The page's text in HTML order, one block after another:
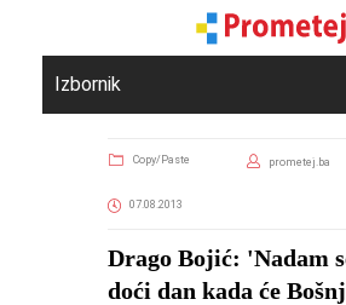
Izbornik
Copy/Paste prometej.ba
07.08.2013
Drago Bojić: 'Nadam
doći dan kada će